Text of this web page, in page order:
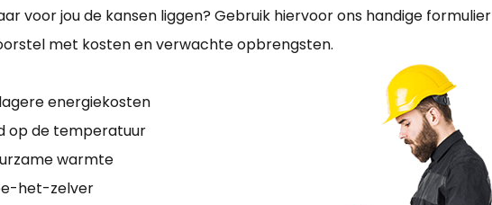
voor jou de kansen liggen? Gebruik hiervoor ons handige formulier
met kosten en verwachte opbrengsten.
energiekosten
op de temperatuur
warmte
het-zelver